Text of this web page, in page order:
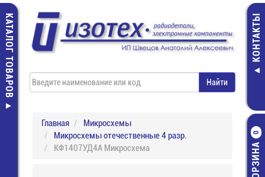
КАТАЛОГ ТОВАРОВ КОНТАКТЫ
КОРЗИНА
0
Главная
Микросхемы
Микросхемы отечественные 4 разр.
КФ1407УД4А Микросхема